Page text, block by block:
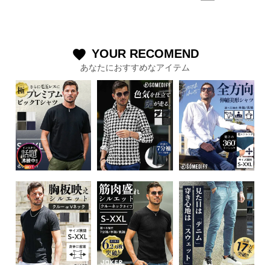
favorite YOUR RECOMEND
あなたにおすすめなアイテム